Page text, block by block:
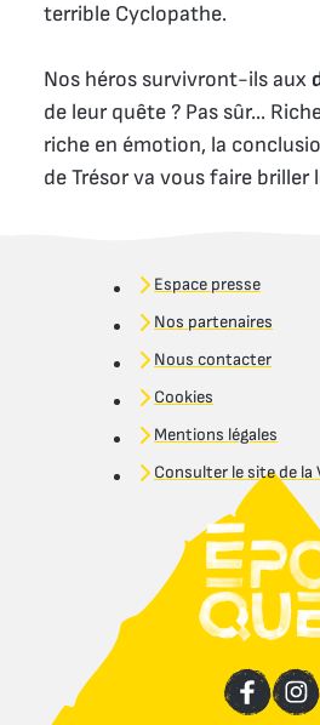
terrible Cyclopathe.
Nos héros survivront-ils aux
de leur quête ? Pas sûr...
riche en émotion, la
de Trésor va vous faire briller
Espace presse
Nos partenaires
Nous contacter
Cookies
Mentions légales
Consulter le site de la